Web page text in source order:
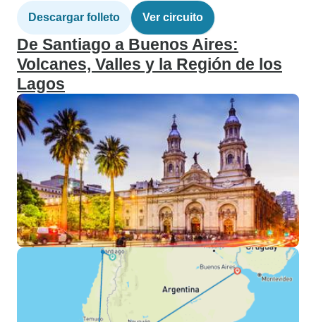
Descargar folleto Ver circuito
De Santiago a Buenos Aires:
Volcanes, Valles y la Región de los
Lagos